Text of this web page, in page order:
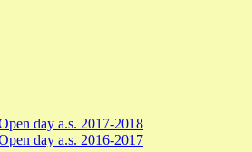
day a.s. 2017-2018
day a.s. 2016-2017